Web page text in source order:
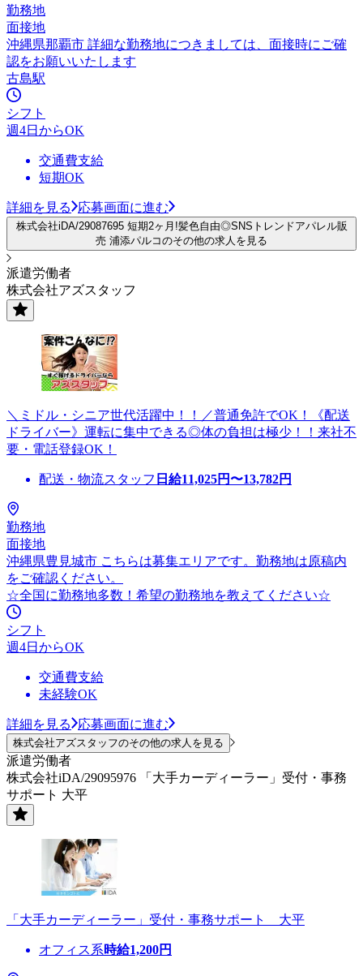
勤務地
面接地
沖縄県那覇市 詳細な勤務地につきましては、面接時にご確
認をお願いいたします
古島駅
シフト
週4日からOK
交通費支給
短期OK
詳細を見る 応募画面に進む
株式会社iDA/29087695 短期2ヶ月!髪色自由◎SNSトレンドアパレル販
売 浦添パルコのその他の求人を見る
派遣労働者
株式会社アズスタッフ
＼ミドル・シニア世代活躍中！！／普通免許でOK！《配送
ドライバー》運転に集中できる◎体の負担は極少！！来社不
要・電話登録OK！
配送・物流スタッフ 日給11,025円〜13,782円
勤務地
面接地
沖縄県豊見城市 こちらは募集エリアです。勤務地は原稿内
をご確認ください。
☆全国に勤務地多数！希望の勤務地を教えてください☆
シフト
週4日からOK
交通費支給
未経験OK
詳細を見る 応募画面に進む
株式会社アズスタッフのその他の求人を見る
派遣労働者
株式会社iDA/29095976 「大手カーディーラー」受付・事務
サポート 大平
「大手カーディーラー」受付・事務サポート 大平
オフィス系時給1,200円